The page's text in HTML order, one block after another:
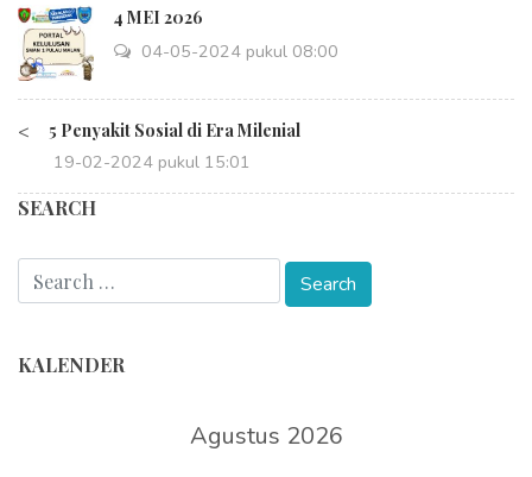
4 MEI 2026
04-05-2024 pukul 08:00
< 5 Penyakit Sosial di Era Milenial
19-02-2024 pukul 15:01
SEARCH
KALENDER
Agustus 2026